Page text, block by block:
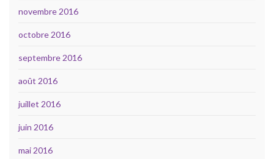
novembre 2016
octobre 2016
septembre 2016
août 2016
juillet 2016
juin 2016
mai 2016